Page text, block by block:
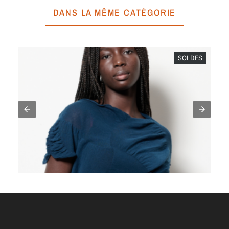
DANS LA MÊME CATÉGORIE
SOLDES